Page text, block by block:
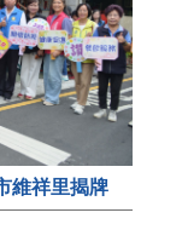
維祥里揭牌